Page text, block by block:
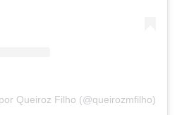
Queiroz Filho (@queirozmfilho)